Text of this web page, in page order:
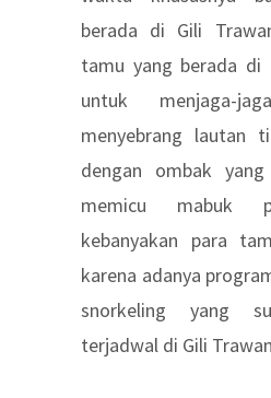
berada di Gili
tamu yang berada di
untuk menjaga-
menyebrang lautan
dengan ombak
memicu mabuk
kebanyakan para
karena adanya
snorkeling yang
terjadwal di Gili